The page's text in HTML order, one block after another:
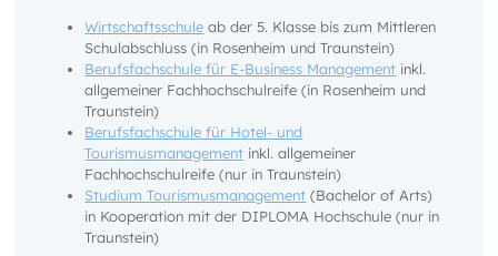
Wirtschaftsschule ab der 5. Klasse bis zum Mittleren
Schulabschluss (in Rosenheim und Traunstein)
Berufsfachschule für E-Business Management inkl.
allgemeiner Fachhochschulreife (in Rosenheim und
Traunstein)
Berufsfachschule für Hotel- und
Tourismusmanagement inkl. allgemeiner
Fachhochschulreife (nur in Traunstein)
Studium Tourismusmanagement (Bachelor of Arts)
in Kooperation mit der DIPLOMA Hochschule (nur in
Traunstein)